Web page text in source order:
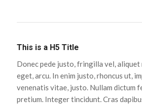
This is a H5 Title
Donec pede justo, fringilla vel, aliquet
eget, arcu. In enim justo, rhoncus ut,
venenatis vitae, justo. Nullam dictum
pretium. Integer tincidunt. Cras